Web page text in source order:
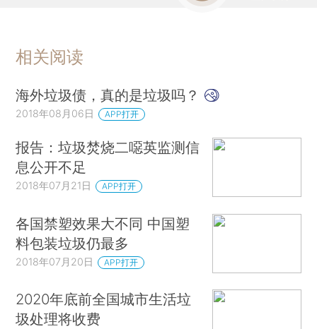
相关阅读
海外垃圾债，真的是垃圾吗？
2018年08月06日 APP打开
报告：垃圾焚烧二噁英监测信
息公开不足
2018年07月21日 APP打开
各国禁塑效果大不同 中国塑
料包装垃圾仍最多
2018年07月20日 APP打开
2020年底前全国城市生活垃
圾处理将收费